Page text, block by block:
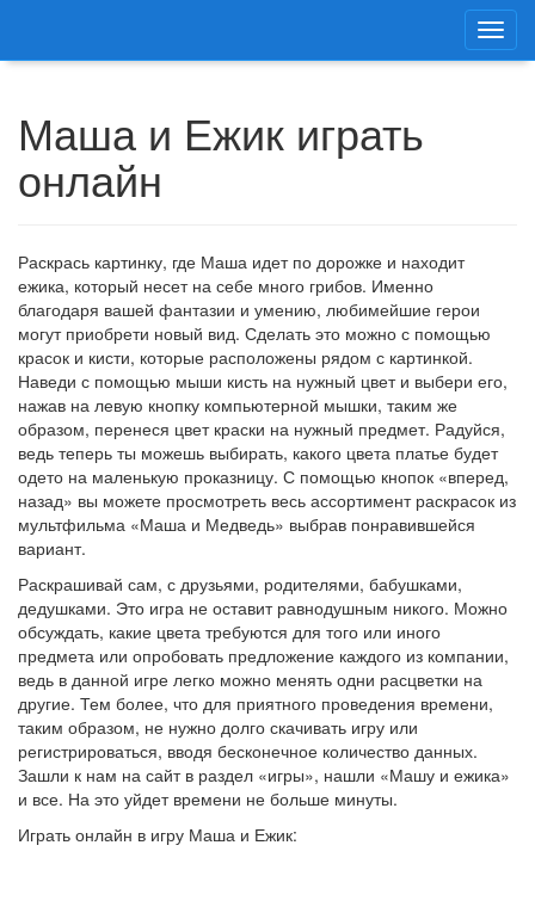
Маша и Ежик играть
онлайн
Раскрась картинку, где Маша идет по дорожке и находит
ежика, который несет на себе много грибов. Именно
благодаря вашей фантазии и умению, любимейшие герои
могут приобрети новый вид. Сделать это можно с помощью
красок и кисти, которые расположены рядом с картинкой.
Наведи с помощью мыши кисть на нужный цвет и выбери его,
нажав на левую кнопку компьютерной мышки, таким же
образом, перенеся цвет краски на нужный предмет. Радуйся,
ведь теперь ты можешь выбирать, какого цвета платье будет
одето на маленькую проказницу. С помощью кнопок «вперед,
назад» вы можете просмотреть весь ассортимент раскрасок из
мультфильма «Маша и Медведь» выбрав понравившейся
вариант.
Раскрашивай сам, с друзьями, родителями, бабушками,
дедушками. Это игра не оставит равнодушным никого. Можно
обсуждать, какие цвета требуются для того или иного
предмета или опробовать предложение каждого из компании,
ведь в данной игре легко можно менять одни расцветки на
другие. Тем более, что для приятного проведения времени,
таким образом, не нужно долго скачивать игру или
регистрироваться, вводя бесконечное количество данных.
Зашли к нам на сайт в раздел «игры», нашли «Машу и ежика»
и все. На это уйдет времени не больше минуты.
Играть онлайн в игру Маша и Ежик: